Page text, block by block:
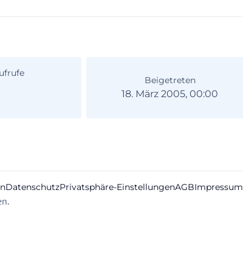
Beigetreten
18. März 2005, 00:00
DatenschutzPrivatsphäre-EinstellungenAGBImpressum